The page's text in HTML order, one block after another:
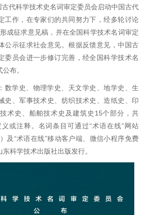
代科学技术史名词审定委员会启动中国古代
工作，在专家们的共同努力下，经多轮讨论
成征求意见稿，并在全国科学技术名词审定
公示征求社会意见。根据反馈意见，中国古
委员会进一步修订完善，经全国科学技术名
布。
数学史、物理学史、天文学史、地学史、生
史、军事技术史、纺织技术史、造纸史、印
术史、船舶技术史及建筑史15个部分，共
或注释。名词条目可通过“术语在线”网站
及“术语在线”移动客户端、微信小程序免费
科学技术出版社出版发行。